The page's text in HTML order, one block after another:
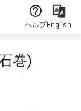
ヘルプEnglish
巻)